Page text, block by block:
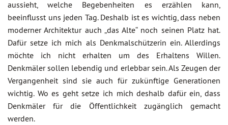
aussieht, welche Begebenheiten es erzählen kann,
beeinflusst uns jeden Tag. Deshalb ist es wichtig, dass neben
moderner Architektur auch „das Alte“ noch seinen Platz hat.
Dafür setze ich mich als Denkmalschützerin ein. Allerdings
möchte ich nicht erhalten um des Erhaltens Willen.
Denkmäler sollen lebendig und erlebbar sein. Als Zeugen der
Vergangenheit sind sie auch für zukünftige Generationen
wichtig. Wo es geht setze ich mich deshalb dafür ein, dass
Denkmäler für die Öffentlichkeit zugänglich gemacht
werden.